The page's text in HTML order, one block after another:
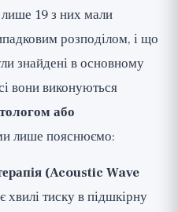
19 з них мали
розподілом, і що
знайдені в основному
вони виконуються
або
лише пояснюємо:
(Acoustic Wave
хвилі тиску в підшкірну